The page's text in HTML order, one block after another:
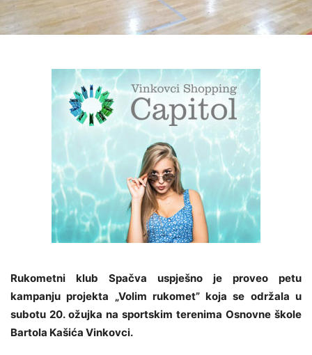
Rukometni klub Spačva uspješno je proveo petu
kampanju projekta „Volim rukomet” koja se održala u
subotu 20. ožujka na sportskim terenima Osnovne škole
Bartola Kašića Vinkovci.